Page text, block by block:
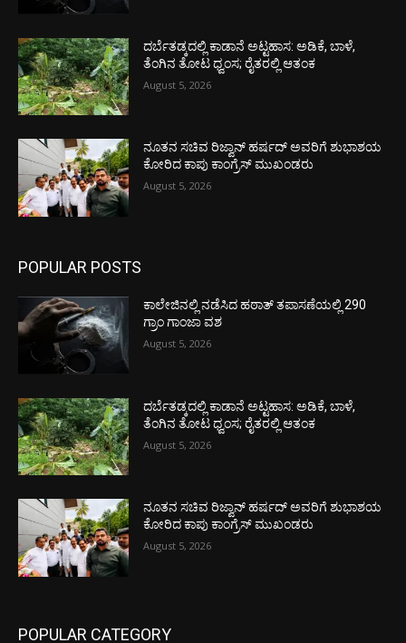
ದರ್ಬೆತಡ್ಕದಲ್ಲಿ ಕಾಡಾನೆ ಅಟ್ಟಹಾಸ: ಅಡಿಕೆ, ಬಾಳೆ,
ತೆಂಗಿನ ತೋಟ ಧ್ವಂಸ; ರೈತರಲ್ಲಿ ಆತಂಕ
August 5, 2026
ನೂತನ ಸಚಿವ ರಿಜ್ವಾನ್ ಹರ್ಷದ್ ಅವರಿಗೆ ಶುಭಾಶಯ
ಕೋರಿದ ಕಾಪು ಕಾಂಗ್ರೆಸ್ ಮುಖಂಡರು
August 5, 2026
POPULAR POSTS
ಕಾಲೇಜಿನಲ್ಲಿ ನಡೆಸಿದ ಹಠಾತ್ ತಪಾಸಣೆಯಲ್ಲಿ 290
ಗ್ರಾಂ ಗಾಂಜಾ ವಶ
August 5, 2026
ದರ್ಬೆತಡ್ಕದಲ್ಲಿ ಕಾಡಾನೆ ಅಟ್ಟಹಾಸ: ಅಡಿಕೆ, ಬಾಳೆ,
ತೆಂಗಿನ ತೋಟ ಧ್ವಂಸ; ರೈತರಲ್ಲಿ ಆತಂಕ
August 5, 2026
ನೂತನ ಸಚಿವ ರಿಜ್ವಾನ್ ಹರ್ಷದ್ ಅವರಿಗೆ ಶುಭಾಶಯ
ಕೋರಿದ ಕಾಪು ಕಾಂಗ್ರೆಸ್ ಮುಖಂಡರು
August 5, 2026
POPULAR CATEGORY